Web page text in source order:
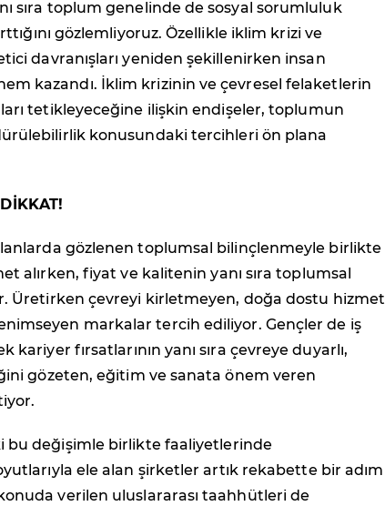
sıra toplum genelinde de sosyal sorumluluk
gözlemliyoruz. Özellikle iklim krizi ve
davranışları yeniden şekillenirken insan
kazandı. İklim krizinin ve çevresel felaketlerin
tetikleyeceğine ilişkin endişeler, toplumun
konusundaki tercihleri ön plana
gözlenen toplumsal bilinçlenmeyle birlikte
alırken, fiyat ve kalitenin yanı sıra toplumsal
Üretirken çevreyi kirletmeyen, doğa dostu hizmet
markalar tercih ediliyor. Gençler de iş
kariyer fırsatlarının yanı sıra çevreye duyarlı,
gözeten, eğitim ve sanata önem veren
bu değişimle birlikte faaliyetlerinde
ele alan şirketler artık rekabette bir adım
verilen uluslararası taahhütleri de